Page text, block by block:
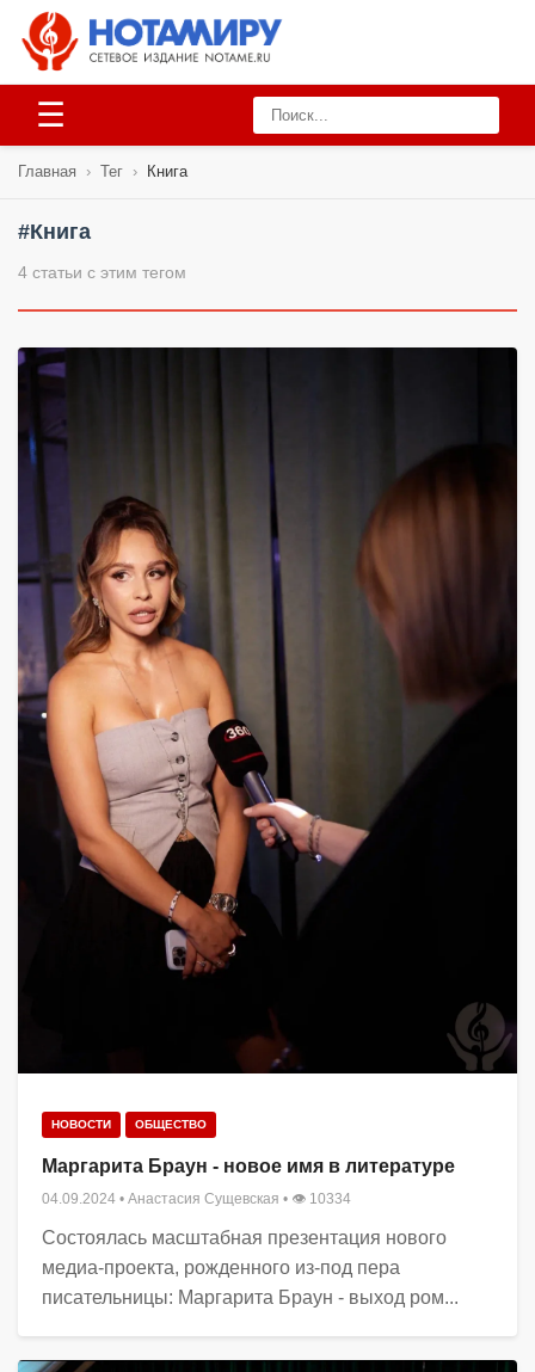
☰
Главная › Тег › Книга
#Книга
4 статьи с этим тегом
НОВОСТИ ОБЩЕСТВО
Маргарита Браун - новое имя в литературе
04.09.2024 • Анастасия Сущевская • 👁 10334
Состоялась масштабная презентация нового
медиа-проекта, рожденного из-под пера
писательницы: Маргарита Браун - выход ром...